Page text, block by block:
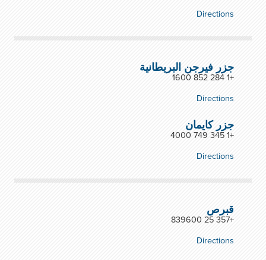
Directions
جزر فيرجن البريطانية
+1 284 852 1600
Directions
جزر كايمان
+1 345 749 4000
Directions
قبرص
+357 25 839600
Directions